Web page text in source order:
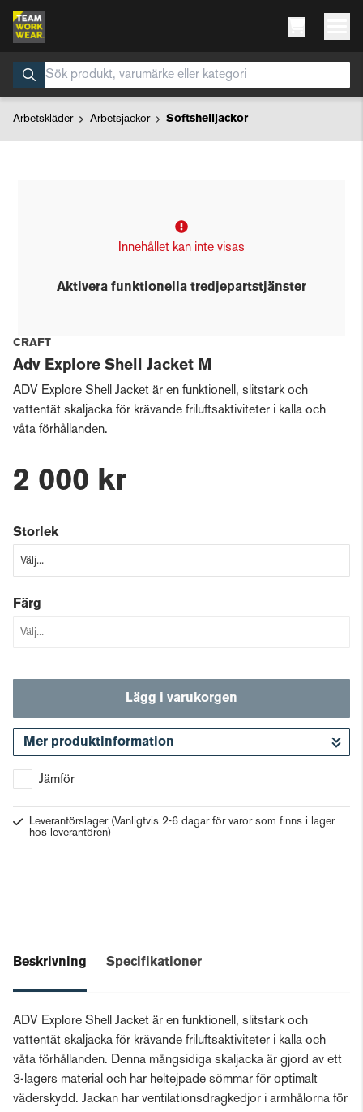
Arbetskläder Arbetsjackor Softshelljackor
Innehållet kan inte visas
Aktivera funktionella tredjepartstjänster
CRAFT
Adv Explore Shell Jacket M
ADV Explore Shell Jacket är en funktionell, slitstark och
vattentät skaljacka för krävande friluftsaktiviteter i kalla och
våta förhållanden.
2 000 kr
Storlek
Färg
Lägg i varukorgen
Mer produktinformation
Jämför
Leverantörslager (Vanligtvis 2-6 dagar för varor som finns i lager
hos leverantören)
Beskrivning Specifikationer
ADV Explore Shell Jacket är en funktionell, slitstark och
vattentät skaljacka för krävande friluftsaktiviteter i kalla och
våta förhållanden. Denna mångsidiga skaljacka är gjord av ett
3-lagers material och har heltejpade sömmar för optimalt
väderskydd. Jackan har ventilationsdragkedjor i armhålorna för